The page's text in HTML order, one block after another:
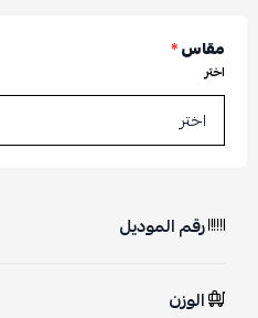
مقاس*
اختر
رقم الموديل
الوزن